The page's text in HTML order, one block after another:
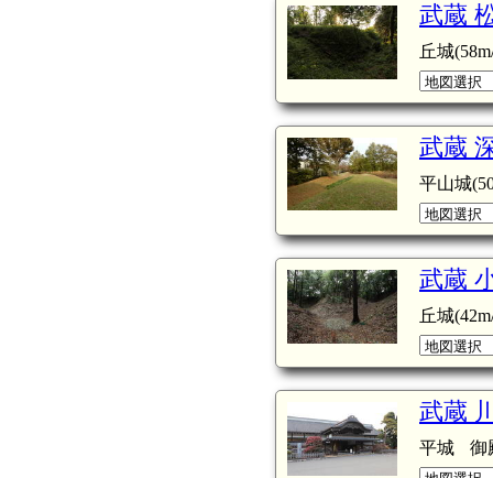
武蔵
丘城
武蔵
平山城
武蔵
丘城
武蔵
平城 御